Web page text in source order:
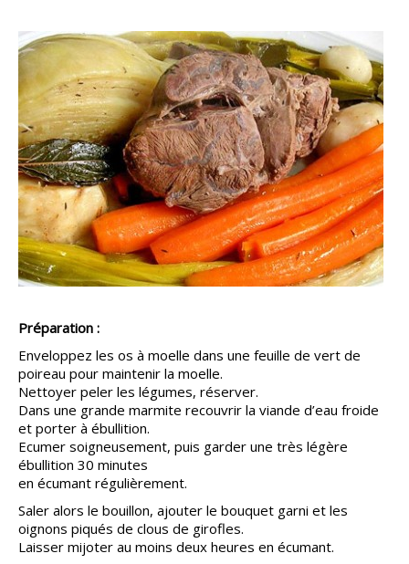
Préparation :
Enveloppez les os à moelle dans une feuille de vert de
poireau pour maintenir la moelle.
Nettoyer peler les légumes, réserver.
Dans une grande marmite recouvrir la viande d’eau froide
et porter à ébullition.
Ecumer soigneusement, puis garder une très légère
ébullition 30 minutes
en écumant régulièrement.
Saler alors le bouillon, ajouter le bouquet garni et les
oignons piqués de clous de girofles.
Laisser mijoter au moins deux heures en écumant.